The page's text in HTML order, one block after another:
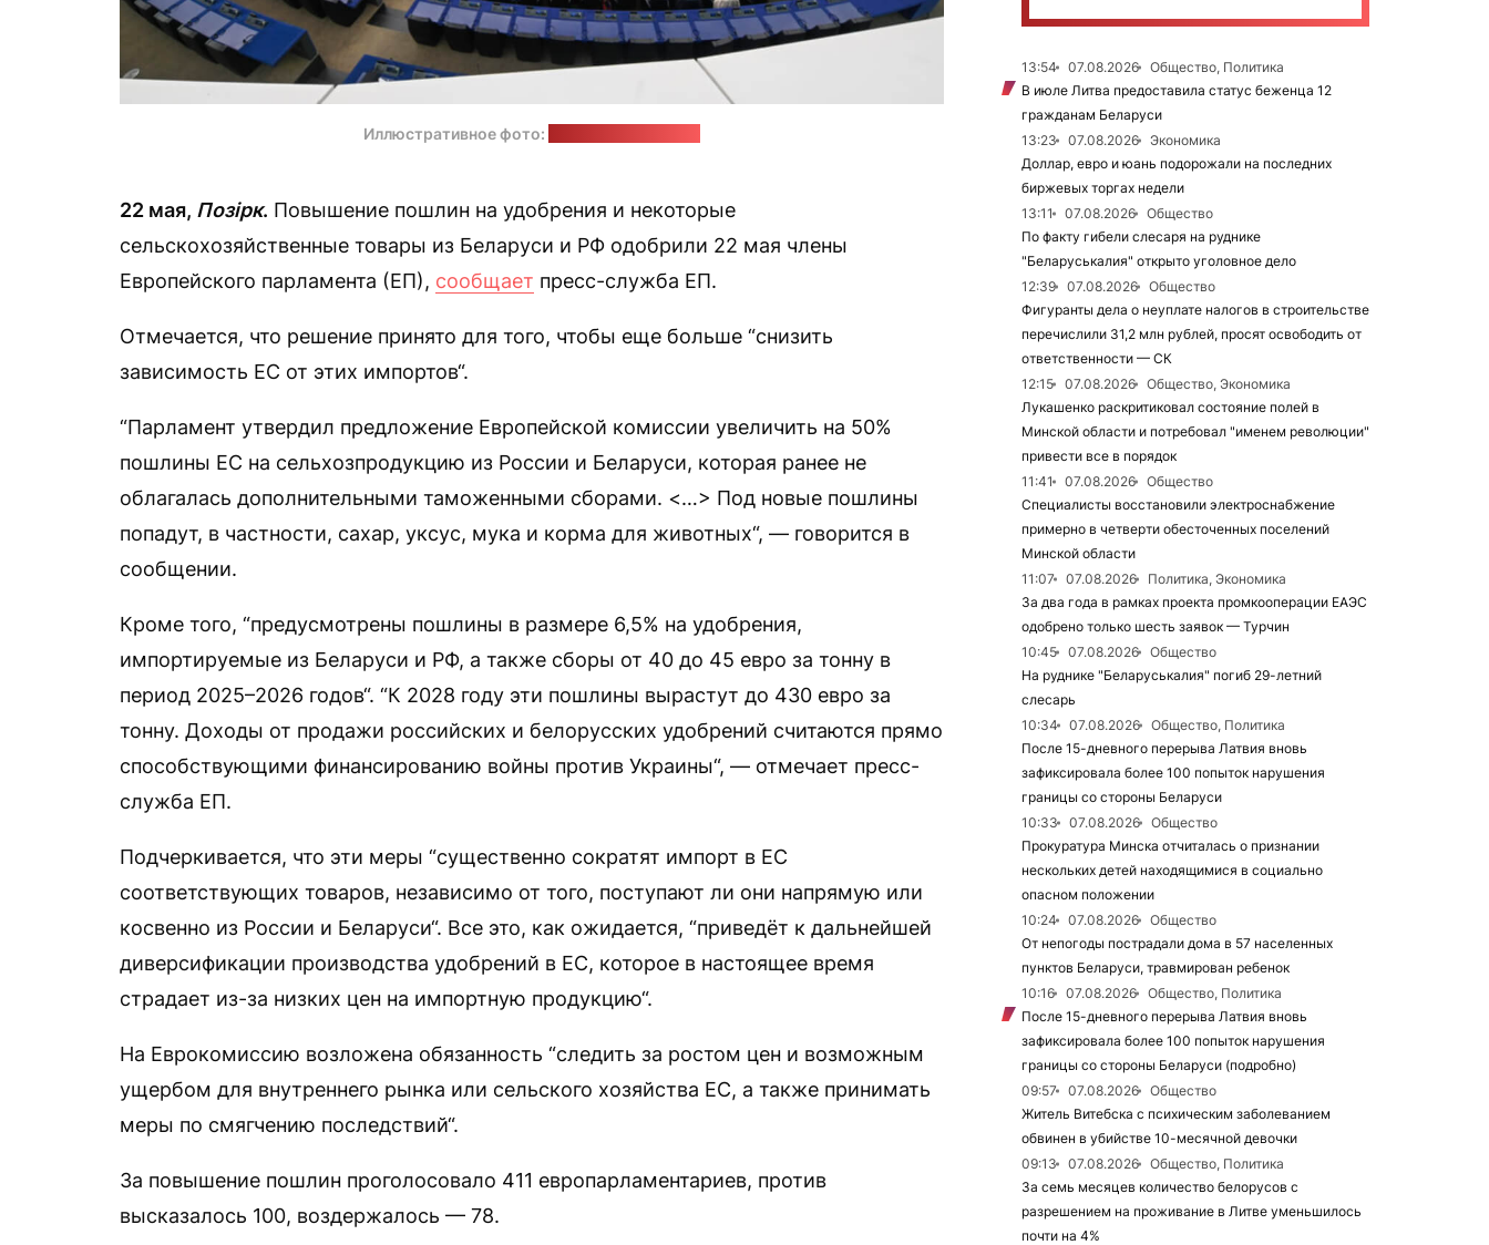
Иллюстративное фото:
22 мая, Позірк. Повышение пошлин на удобрения и некоторые
сельскохозяйственные товары из Беларуси и РФ одобрили 22 мая члены
Европейского парламента (ЕП), сообщает пресс-служба ЕП.
Отмечается, что решение принято для того, чтобы еще больше “снизить
зависимость ЕС от этих импортов“.
“Парламент утвердил предложение Европейской комиссии увеличить на 50%
пошлины ЕС на сельхозпродукцию из России и Беларуси, которая ранее не
облагалась дополнительными таможенными сборами. <…> Под новые пошлины
попадут, в частности, сахар, уксус, мука и корма для животных“, — говорится в
сообщении.
Кроме того, “предусмотрены пошлины в размере 6,5% на удобрения,
импортируемые из Беларуси и РФ, а также сборы от 40 до 45 евро за тонну в
период 2025–2026 годов“. “К 2028 году эти пошлины вырастут до 430 евро за
тонну. Доходы от продажи российских и белорусских удобрений считаются прямо
способствующими финансированию войны против Украины“, — отмечает пресс-
служба ЕП.
Подчеркивается, что эти меры “существенно сократят импорт в ЕС
соответствующих товаров, независимо от того, поступают ли они напрямую или
косвенно из России и Беларуси“. Все это, как ожидается, “приведёт к дальнейшей
диверсификации производства удобрений в ЕС, которое в настоящее время
страдает из-за низких цен на импортную продукцию“.
На Еврокомиссию возложена обязанность “следить за ростом цен и возможным
ущербом для внутреннего рынка или сельского хозяйства ЕС, а также принимать
меры по смягчению последствий“.
За повышение пошлин проголосовало 411 европарламентариев, против
высказалось 100, воздержалось — 78.
13:54 07.08.2026
Общество, Политика
В июле Литва предоставила статус беженца 12
гражданам Беларуси
13:23
07.08.2026
Экономика
Доллар, евро и юань подорожали на последних
биржевых торгах недели
13:11
07.08.2026
Общество
По факту гибели слесаря на руднике
"Беларуськалия" открыто уголовное дело
12:39
07.08.2026
Общество
Фигуранты дела о неуплате налогов в строительстве
перечислили 31,2 млн рублей, просят освободить от
ответственности — СК
12:15
07.08.2026
Общество, Экономика
Лукашенко раскритиковал состояние полей в
Минской области и потребовал "именем революции"
привести все в порядок
11:41
07.08.2026
Общество
Специалисты восстановили электроснабжение
примерно в четверти обесточенных поселений
Минской области
11:07
07.08.2026
Политика, Экономика
За два года в рамках проекта промкооперации ЕАЭС
одобрено только шесть заявок — Турчин
10:45
07.08.2026
Общество
На руднике "Беларуськалия" погиб 29-летний
слесарь
10:34
07.08.2026
Общество, Политика
После 15-дневного перерыва Латвия вновь
зафиксировала более 100 попыток нарушения
границы со стороны Беларуси
10:33
07.08.2026
Общество
Прокуратура Минска отчиталась о признании
нескольких детей находящимися в социально
опасном положении
10:24
07.08.2026
Общество
От непогоды пострадали дома в 57 населенных
пунктов Беларуси, травмирован ребенок
10:16
07.08.2026
Общество, Политика
После 15-дневного перерыва Латвия вновь
зафиксировала более 100 попыток нарушения
границы со стороны Беларуси (подробно)
09:57
07.08.2026
Общество
Житель Витебска с психическим заболеванием
обвинен в убийстве 10-месячной девочки
09:13
07.08.2026
Общество, Политика
За семь месяцев количество белорусов с
разрешением на проживание в Литве уменьшилось
почти на 4%